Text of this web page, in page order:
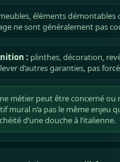
éléments
ne sont généralement pas
: plinthes, décoration,
d’autres garanties, pas
métier peut être concerné ou
mural n’a pas le même enjeu
d’une douche à l’italienne.